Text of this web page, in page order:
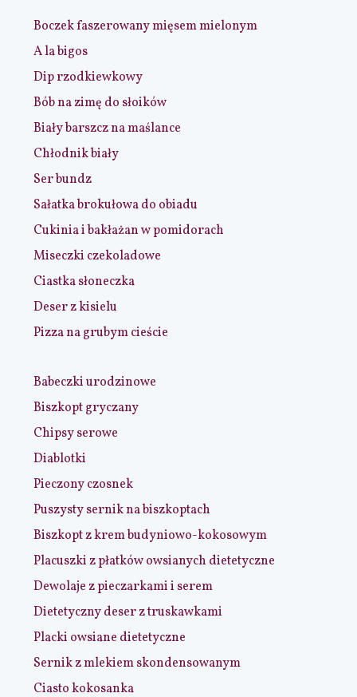
Boczek faszerowany mięsem mielonym
A la bigos
Dip rzodkiewkowy
Bób na zimę do słoików
Biały barszcz na maślance
Chłodnik biały
Ser bundz
Sałatka brokułowa do obiadu
Cukinia i bakłażan w pomidorach
Miseczki czekoladowe
Ciastka słoneczka
Deser z kisielu
Pizza na grubym cieście
Babeczki urodzinowe
Biszkopt gryczany
Chipsy serowe
Diablotki
Pieczony czosnek
Puszysty sernik na biszkoptach
Biszkopt z krem budyniowo-kokosowym
Placuszki z płatków owsianych dietetyczne
Dewolaje z pieczarkami i serem
Dietetyczny deser z truskawkami
Placki owsiane dietetyczne
Sernik z mlekiem skondensowanym
Ciasto kokosanka